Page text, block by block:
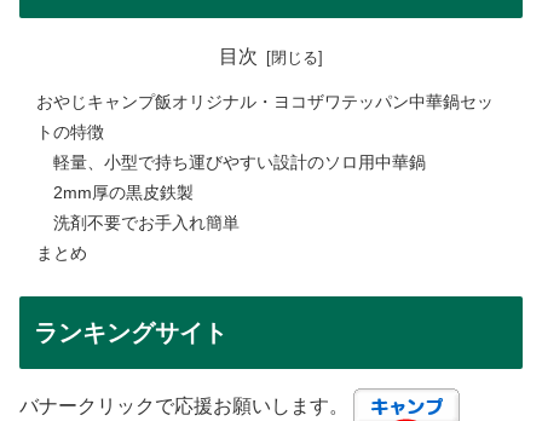
目次
おやじキャンプ飯オリジナル・ヨコザワテッパン中華鍋セッ
トの特徴
軽量、小型で持ち運びやすい設計のソロ用中華鍋
2mm厚の黒皮鉄製
洗剤不要でお手入れ簡単
まとめ
ランキングサイト
バナークリックで応援お願いします。